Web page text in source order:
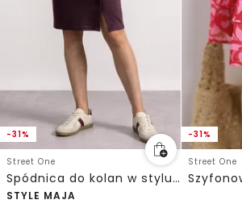
-31%
Street One
Spódnica do kolan w stylu kopertowym
STYLE MAJA
-31%
Street One